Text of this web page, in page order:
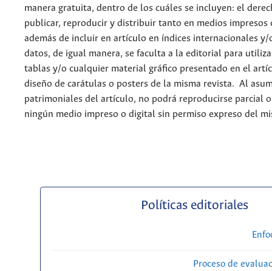
manera gratuita, dentro de los cuáles se incluyen: el
publicar, reproducir y distribuir tanto en medios impresos
además de incluir en artículo en índices internacionales y/
datos, de igual manera, se faculta a la editorial para
tablas y/o cualquier material gráfico presentado en el
diseño de carátulas o posters de la misma revista. Al
patrimoniales del artículo, no podrá reproducirse parcial
ningún medio impreso o digital sin permiso expreso del
Políticas editoriales
Proceso de